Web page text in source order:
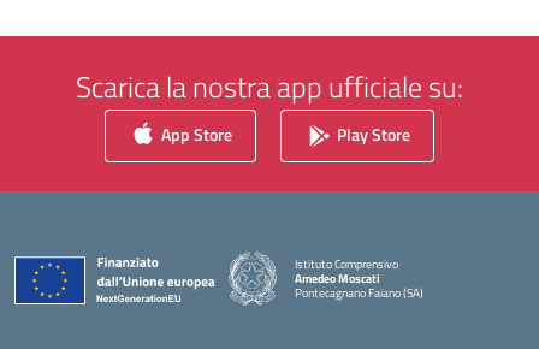
Scarica la nostra app ufficiale su:
App Store Play Store
Istituto Comprensivo
Amedeo Moscati
Pontecagnano Faiano (SA)
— Visita la pagina iniziale della scuola